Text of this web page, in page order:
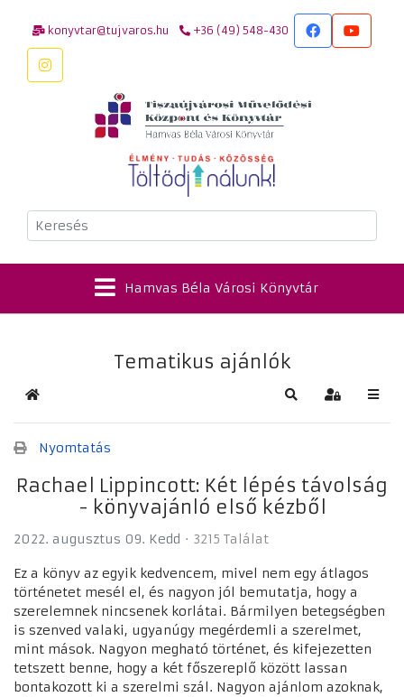
konyvtar@tujvaros.hu +36 (49) 548-430
Keresés
Hamvas Béla Városi Könyvtár
Tematikus ajánlók
Kezdőlap Keresés
Nyomtatás
Rachael Lippincott: Két lépés távolság
- könyvajánló első kézből
2022. augusztus 09. Kedd 3215 Találat
Ez a könyv az egyik kedvencem, mivel nem egy átlagos
történetet mesél el, és nagyon jól bemutatja, hogy a
szerelemnek nincsenek korlátai. Bármilyen betegségben
is szenved valaki, ugyanúgy megérdemli a szerelmet,
mint mások. Nagyon megható történet, és kifejezetten
tetszett benne, hogy a két főszereplő között lassan
bontakozott ki a szerelmi szál. Nagyon ajánlom azoknak,